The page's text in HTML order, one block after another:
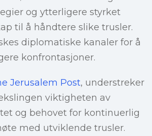
og ytterligere styrket
til å håndtere slike trusler.
diplomatiske kanaler for å
konfrontasjoner.
Jerusalem Post, understreker
viktigheten av
og behovet for kontinuerlig
med utviklende trusler.